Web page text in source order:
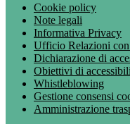
Cookie policy
Note legali
Informativa Privacy
Ufficio Relazioni
Dichiarazione di
Obiettivi di
Whistleblowing
Gestione consensi
Amministrazione